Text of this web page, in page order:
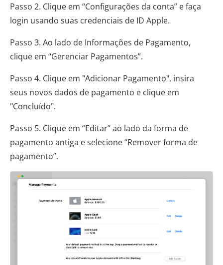
Passo 2. Clique em “Configurações da conta” e faça
login usando suas credenciais de ID Apple.
Passo 3. Ao lado de Informações de Pagamento,
clique em “Gerenciar Pagamentos”.
Passo 4. Clique em "Adicionar Pagamento", insira
seus novos dados de pagamento e clique em
"Concluído".
Passo 5. Clique em “Editar” ao lado da forma de
pagamento antiga e selecione “Remover forma de
pagamento”.